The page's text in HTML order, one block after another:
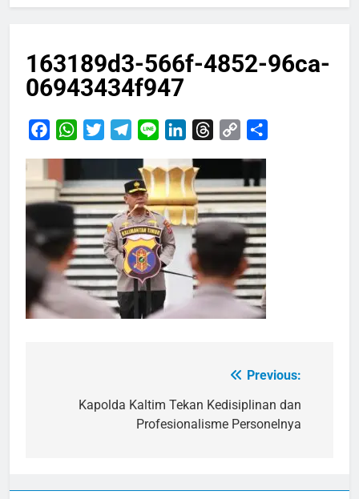
163189d3-566f-4852-96ca-
06943434f947
FacebookWhatsApp
TwitterTelegram
Line LinkedInThreads
Copy
Previous:
Kapolda Kaltim Tekan Kedisiplinan dan
Profesionalisme Personelnya